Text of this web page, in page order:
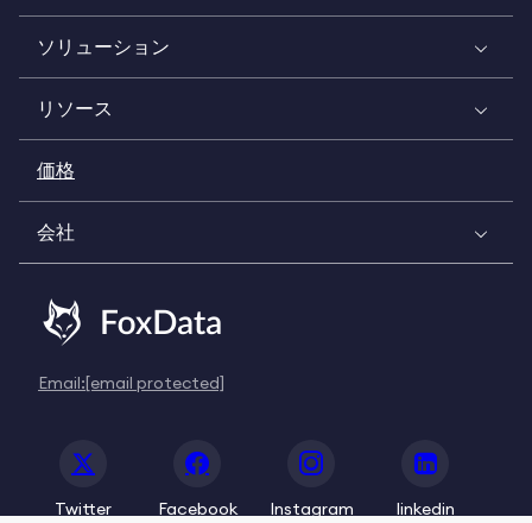
ソリューション
リソース
価格
会社
Email:[email protected]
Twitter Facebook Instagram linkedin